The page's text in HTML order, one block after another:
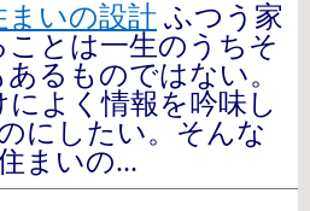
まいの設計 ふつう家
ことは一生のうちそ
あるものではない。
によく情報を吟味し
にしたい。そんな
まいの...